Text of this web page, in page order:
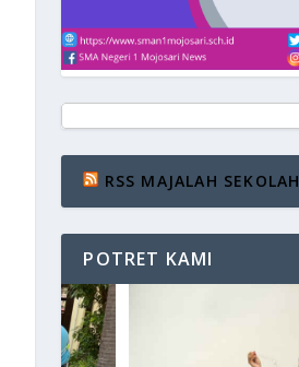
RSS MAJALAH SEKOLAH
POTRET KAMI